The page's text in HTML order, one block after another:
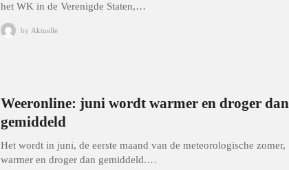
het WK in de Verenigde Staten,…
by Aktuelle
Weeronline: juni wordt warmer en droger dan
gemiddeld
Het wordt in juni, de eerste maand van de meteorologische zomer,
warmer en droger dan gemiddeld.…